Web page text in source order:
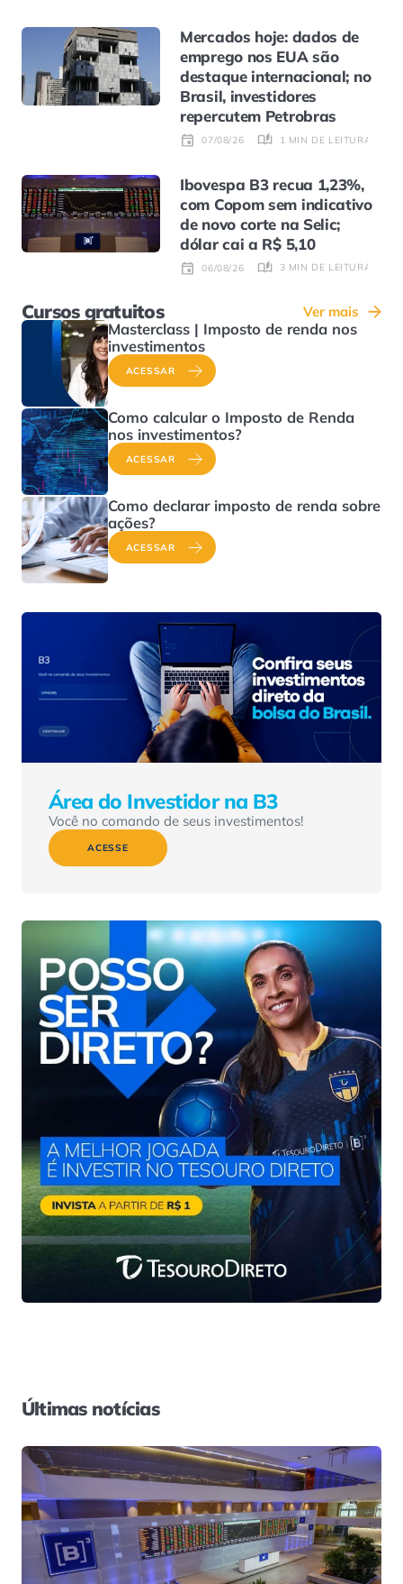
Mercados hoje: dados de
emprego nos EUA são
destaque internacional; no
Brasil, investidores
repercutem Petrobras
07/08/26 1 MIN DE LEITURA
Ibovespa B3 recua 1,23%,
com Copom sem indicativo
de novo corte na Selic;
dólar cai a R$ 5,10
06/08/26 3 MIN DE LEITURA
Cursos gratuitos Ver mais
Masterclass | Imposto de renda nos
investimentos
ACESSAR
Como calcular o Imposto de Renda
nos investimentos?
ACESSAR
Como declarar imposto de renda sobre
ações?
ACESSAR
Área do Investidor na B3
Você no comando de seus investimentos!
ACESSE
Últimas notícias